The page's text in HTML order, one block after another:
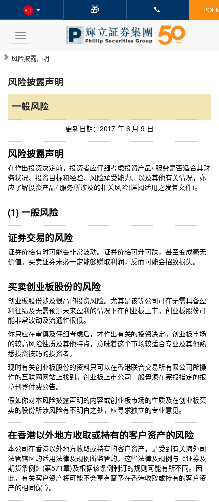
🎁 📞
Toggle
navigation
风险披露声明
风险披露声明
一般风险
更新日期：2017 年 6 月 9 日
风险披露声明
在作出投资决定前，投资者应仔细考虑投资产品/ 服务是否适合其财
务状况、投资目标和经验、风险承受能力、以及其他有关情况，亦
应了解投资产品/ 服务所涉及的相关风险(详阅适用之发售文件)。
(1) 一般风险
证券交易的风险
证券价格有时可能会非常波动。证券价格可升可跌，甚至变成毫无
价值。买卖证券未必一定能够赚取利润，反而可能会招致损失。
买卖创业板股份的风险
创业板股份涉及很高的投资风险。尤其是该等公司可在无需具备盈
利往绩及无需预测未来盈利的情况下在创业板上市。创业板股份可
能非常波动及流通性很低。
你只应在审慎及仔细考虑后，才作出有关的投资决定。创业板市场
的较高风险性质及其他特点，意味着这个市场较适合专业及其他熟
悉投资技巧的投资者。
现时有关创业板股份的资料只可以在香港联合交易所有限公司所操
作的互联网网站上找到。创业板上市公司一般毋须在宪报指定的报
章刊登付费公告。
假如你对本风险披露声明的内容或创业板市场的性质及在创业板买
卖的股份所涉风险有不明白之处，应寻求独立的专业意见。
在香港以外地方收取或持有的客户资产的风险
本公司在香港以外地方收取或持有的客户资产，是受到有关海外司
法管辖区的适用法律及规例所监管的。这些法律及规例与《证券及
期货条例》(第571章)及根据该条例制订的规则可能有所不同。因
此，有关客户资产将可能不会享有赋予在香港收取或持有的客户资
产的相同保障。